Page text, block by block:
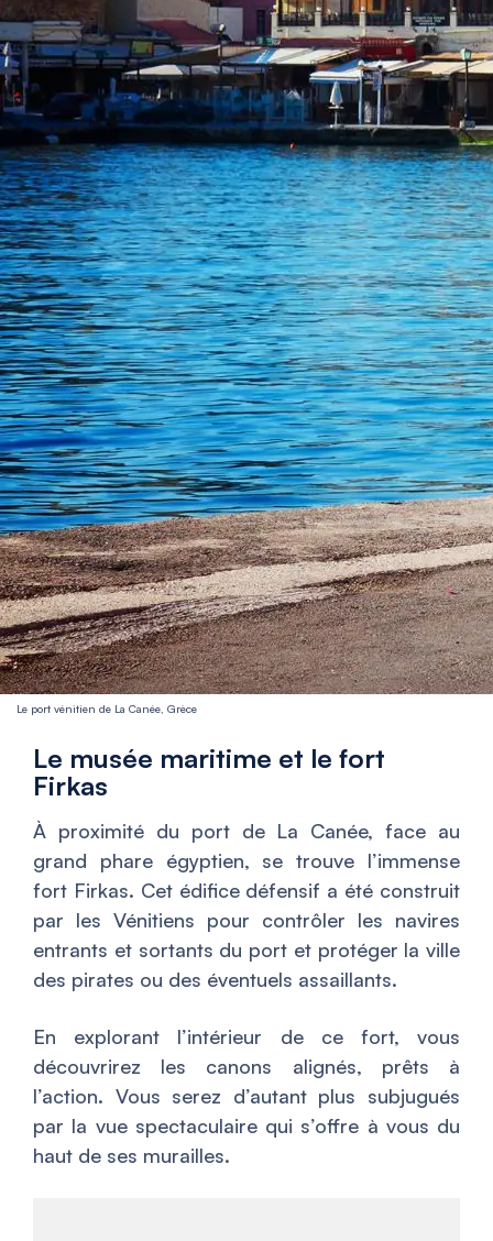
Le port vénitien de La Canée, Grèce
Le musée maritime et le fort
Firkas
À proximité du port de La Canée, face au
grand phare égyptien, se trouve l’immense
fort Firkas. Cet édifice défensif a été construit
par les Vénitiens pour contrôler les navires
entrants et sortants du port et protéger la ville
des pirates ou des éventuels assaillants.
En explorant l’intérieur de ce fort, vous
découvrirez les canons alignés, prêts à
l’action. Vous serez d’autant plus subjugués
par la vue spectaculaire qui s’offre à vous du
haut de ses murailles.